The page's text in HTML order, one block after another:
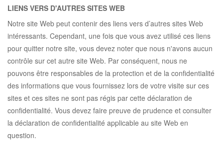
LIENS VERS D'AUTRES SITES WEB
Notre site Web peut contenir des liens vers d’autres sites Web
intéressants. Cependant, une fois que vous avez utilisé ces liens
pour quitter notre site, vous devez noter que nous n'avons aucun
contrôle sur cet autre site Web. Par conséquent, nous ne
pouvons être responsables de la protection et de la confidentialité
des informations que vous fournissez lors de votre visite sur ces
sites et ces sites ne sont pas régis par cette déclaration de
confidentialité. Vous devez faire preuve de prudence et consulter
la déclaration de confidentialité applicable au site Web en
question.